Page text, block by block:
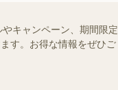
キャンペーン、期間限定
す。お得な情報をぜひご